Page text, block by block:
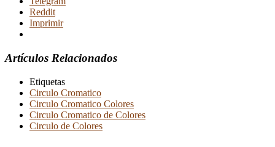
Reddit
Imprimir
Artículos Relacionados
Etiquetas
Circulo Cromatico
Circulo Cromatico Colores
Circulo Cromatico de Colores
Circulo de Colores